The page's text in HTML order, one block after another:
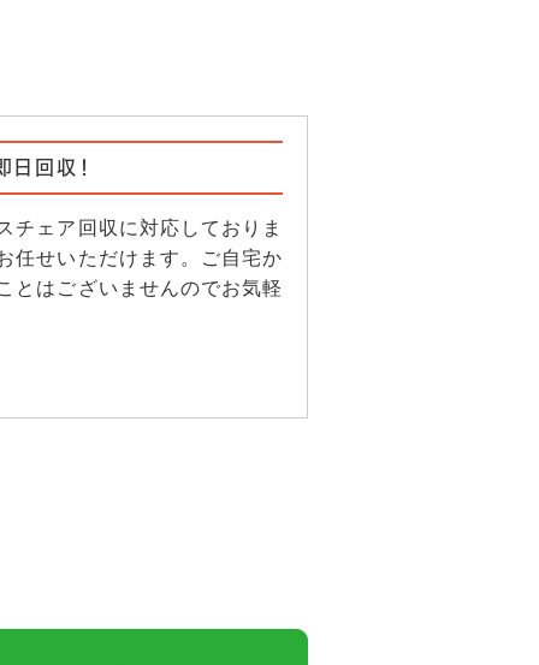
日回収！
チェア回収に対応しておりま
任せいただけます。ご自宅か
とはございませんのでお気軽